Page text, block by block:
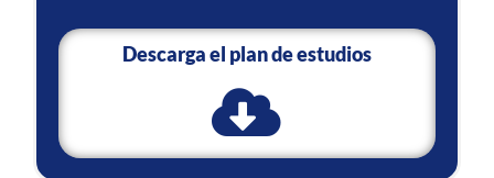
Descarga el plan de estudios